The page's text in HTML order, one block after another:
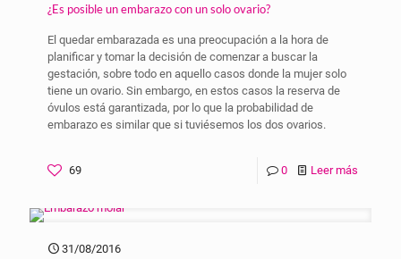
¿Es posible un embarazo con un solo ovario?
El quedar embarazada es una preocupación a la hora de
planificar y tomar la decisión de comenzar a buscar la
gestación, sobre todo en aquello casos donde la mujer solo
tiene un ovario. Sin embargo, en estos casos la reserva de
óvulos está garantizada, por lo que la probabilidad de
embarazo es similar que si tuviésemos los dos ovarios.
69 0 Leer más
31/08/2016